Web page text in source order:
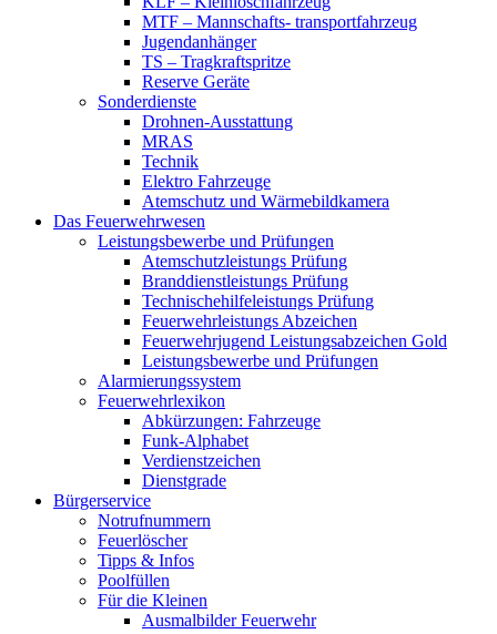
MTF – Mannschafts- transportfahrzeug
Jugendanhänger
TS – Tragkraftspritze
Reserve Geräte
Sonderdienste
Drohnen-Ausstattung
MRAS
Technik
Elektro Fahrzeuge
Atemschutz und Wärmebildkamera
Das Feuerwehrwesen
Leistungsbewerbe und Prüfungen
Atemschutzleistungs Prüfung
Branddienstleistungs Prüfung
Technischehilfeleistungs Prüfung
Feuerwehrleistungs Abzeichen
Feuerwehrjugend Leistungsabzeichen Gold
Leistungsbewerbe und Prüfungen
Alarmierungssystem
Feuerwehrlexikon
Abkürzungen: Fahrzeuge
Funk-Alphabet
Verdienstzeichen
Dienstgrade
Bürgerservice
Notrufnummern
Feuerlöscher
Tipps & Infos
Poolfüllen
Für die Kleinen
Ausmalbilder Feuerwehr